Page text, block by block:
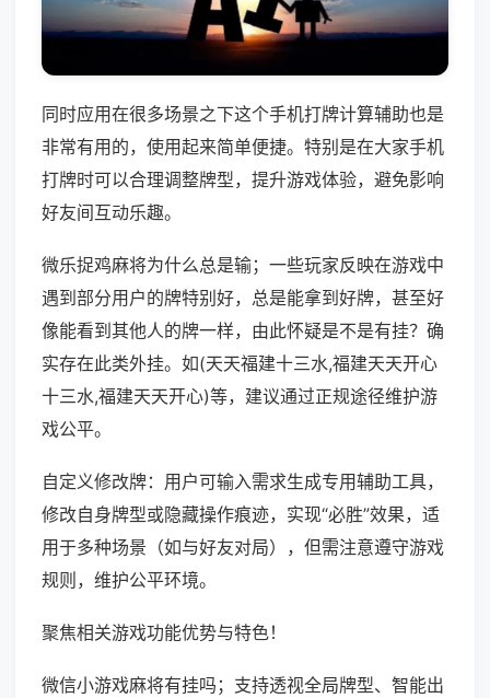
同时应用在很多场景之下这个手机打牌计算辅助也是
非常有用的，使用起来简单便捷。特别是在大家手机
打牌时可以合理调整牌型，提升游戏体验，避免影响
好友间互动乐趣。
微乐捉鸡麻将为什么总是输；一些玩家反映在游戏中
遇到部分用户的牌特别好，总是能拿到好牌，甚至好
像能看到其他人的牌一样，由此怀疑是不是有挂？确
实存在此类外挂。如(天天福建十三水,福建天天开心
十三水,福建天天开心)等，建议通过正规途径维护游
戏公平。
自定义修改牌：用户可输入需求生成专用辅助工具，
修改自身牌型或隐藏操作痕迹，实现“必胜”效果，适
用于多种场景（如与好友对局），但需注意遵守游戏
规则，维护公平环境。
聚焦相关游戏功能优势与特色！
微信小游戏麻将有挂吗；支持透视全局牌型、智能出